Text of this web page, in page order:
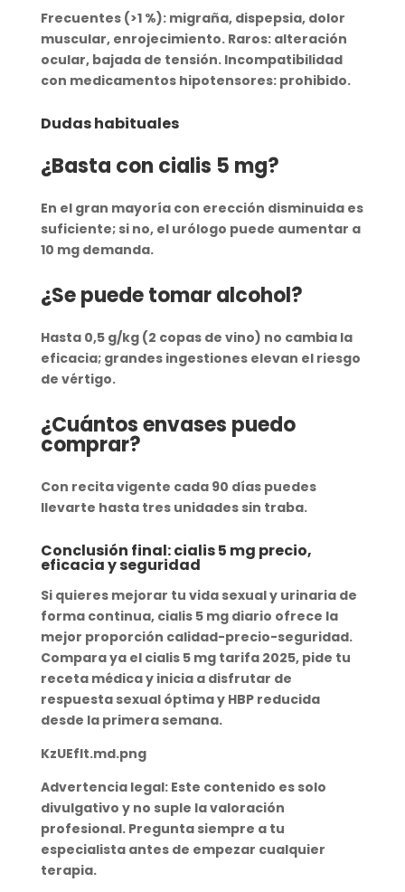
Frecuentes (>1 %): migraña, dispepsia, dolor
muscular, enrojecimiento. Raros: alteración
ocular, bajada de tensión. Incompatibilidad
con medicamentos hipotensores: prohibido.
Dudas habituales
¿Basta con cialis 5 mg?
En el gran mayoríacon erección disminuida es
suficiente; si no, el urólogo puede aumentar a
10 mg demanda.
¿Se puede tomar alcohol?
Hasta 0,5 g/kg (2 copas de vino) no cambia la
eficacia; grandes ingestiones elevan el riesgo
de vértigo.
¿Cuántos envases puedo
comprar?
Con recita vigente cada 90 díaspuedes
llevarte hasta tres unidadessin traba.
Conclusión final: cialis 5 mg precio,
eficacia y seguridad
Si quieres mejorar tu vida sexual y urinariade
forma continua, cialis 5 mg diario ofrece la
mejor proporción calidad-precio-seguridad.
Compara ya el cialis 5 mg tarifa 2025, pide tu
receta médica y inicia a disfrutar de
respuesta sexual óptimay HBP reducida
desde la primera semana.
KzUEfIt.md.png
Advertencia legal:Este contenido es solo
divulgativo y no suple la valoración
profesional. Pregunta siempre a tu
especialista antes de empezar cualquier
terapia.